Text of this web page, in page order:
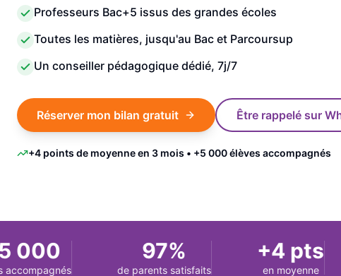
Professeurs Bac+5 issus des grandes écoles
Toutes les matières, jusqu'au Bac et Parcoursup
Un conseiller pédagogique dédié, 7j/7
Réserver mon bilan gratuit Être rappelé sur
+4 points de moyenne en 3 mois • +5 000 élèves accompagnés
97%
de parents satisfaits
+4 pts
en moyenne